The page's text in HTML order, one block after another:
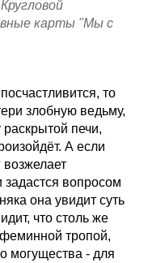
карты "Мы с
то
злобную ведьму,
печи,
А если
вопросом
она увидит суть
что столь же
тропой,
могущества - для